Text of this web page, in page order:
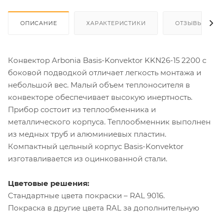
ОПИСАНИЕ ХАРАКТЕРИСТИКИ ОТЗЫВЫ
Конвектор Arbonia Basis-Konvektor KKN26-15 2200 с
боковой подводкой отличает легкость монтажа и
небольшой вес. Малый объем теплоносителя в
конвекторе обеспечивает высокую инертность.
Прибор состоит из теплообменника и
металлического корпуса. Теплообменник выполнен
из медных труб и алюминиевых пластин.
Компактный цельный корпус Basis-Konvektor
изготавливается из оцинкованной стали.
Цветовые решения:
Стандартные цвета покраски – RAL 9016.
Покраска в другие цвета RAL за дополнительную